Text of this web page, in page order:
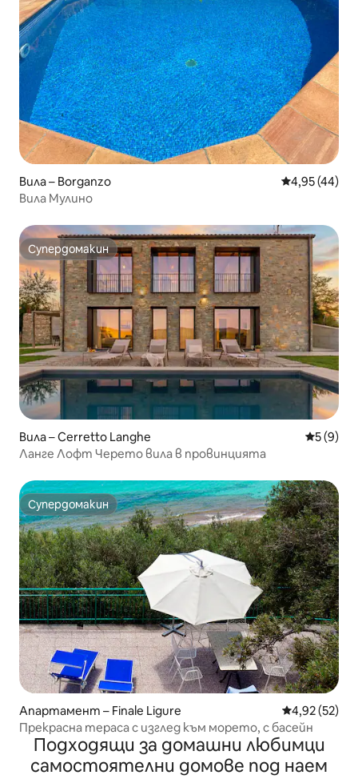
Вила – Borganzo Средна
4,95 (44)
Вила Мулино
Супердомакин
Супердомакин
Вила – Cerretto Langhe Средна
5 (9)
Ланге Лофт Черето вила в провинцията
Супердомакин
Супердомакин
Апартамент – Finale Ligure Средна
4,92 (52)
Прекрасна тераса с изглед към морето, с басейн
Подходящи за домашни любимци
самостоятелни домове под наем